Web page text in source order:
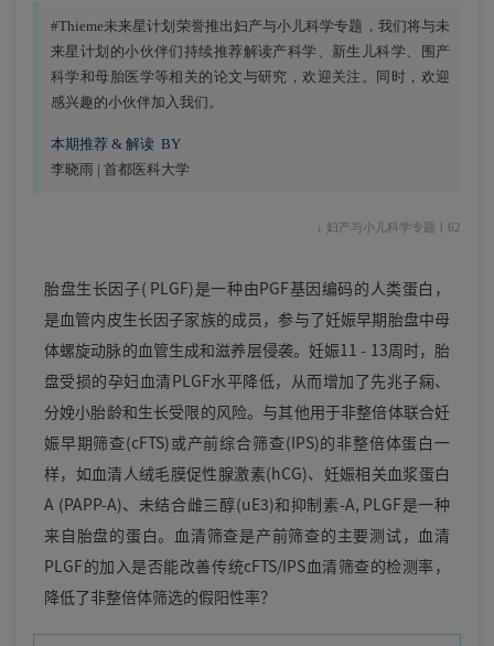
#Thieme未来星计划荣誉推出妇产与小儿科学专题，我们将与未
来星计划的小伙伴们持续推荐解读产科学、新生儿科学、围产
科学和母胎医学等相关的论文与研究，欢迎关注。同时，欢迎
感兴趣的小伙伴加入我们。
本期推荐 & 解读 BY
李晓雨 | 首都医科大学
↓ 妇产与小儿科学专题丨62
胎盘生长因子( PLGF)是一种由PGF基因编码的人类蛋白，
是血管内皮生长因子家族的成员，参与了妊娠早期胎盘中母
体螺旋动脉的血管生成和滋养层侵袭。妊娠11 - 13周时，胎
盘受损的孕妇血清PLGF水平降低，从而增加了先兆子痫、
分娩小胎龄和生长受限的风险。与其他用于非整倍体联合妊
娠早期筛查(cFTS)或产前综合筛查(IPS)的非整倍体蛋白一
样，如血清人绒毛膜促性腺激素(hCG)、妊娠相关血浆蛋白
A (PAPP-A)、未结合雌三醇(uE3)和抑制素-A, PLGF是一种
来自胎盘的蛋白。血清筛查是产前筛查的主要测试，血清
PLGF的加入是否能改善传统cFTS/IPS血清筛查的检测率，
降低了非整倍体筛选的假阳性率？